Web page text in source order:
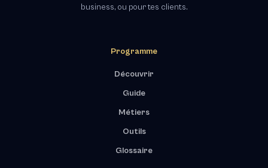
business, ou pour tes clients.
Programme
Découvrir
Guide
Métiers
Outils
Glossaire